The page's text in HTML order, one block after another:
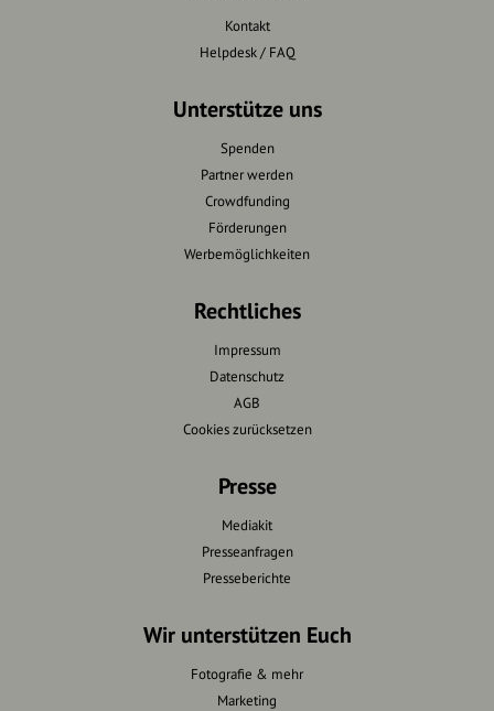
Kontakt
Helpdesk / FAQ
Unterstütze uns
Spenden
Partner werden
Crowdfunding
Förderungen
Werbemöglichkeiten
Rechtliches
Impressum
Datenschutz
AGB
Cookies zurücksetzen
Presse
Mediakit
Presseanfragen
Presseberichte
Wir unterstützen Euch
Fotografie & mehr
Marketing